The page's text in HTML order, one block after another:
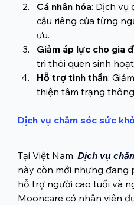
Cá nhân hóa: Dịch vụ
cầu riêng của từng
ưu.
Giảm áp lực cho gia
trì thói quen sinh
Hỗ trợ tinh thần:
thiện tâm trạng
Dịch vụ chăm sóc sức
Tại Việt Nam, Dịch vụ
này còn mới nhưng đang
hỗ trợ người cao tuổi và
Mooncare có nhân viên